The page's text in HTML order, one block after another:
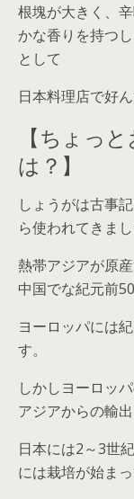
根塊が大きく、
かな香りを持つ
として
日本料理店で好
【ちょっ
は？】
しょうがは古事
ら使われてきまし
熱帯アジアが原
中国でな紀元前
ヨーロッパには
す。
しかしヨーロッ
アジアからの輸
日本には2～3世
には栽培が始まっ